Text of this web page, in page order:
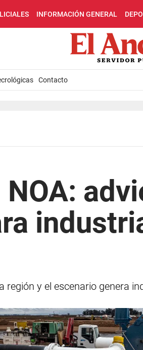
INFORMACIÓN GENERAL
Contacto
NOA:
región y el escenario genera